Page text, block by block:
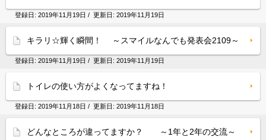
登録日: 2019年11月19日 / 更新日: 2019年11月19日
キラリ☆輝く瞬間！ ～スマイルなんでも発表会2109～
登録日: 2019年11月19日 / 更新日: 2019年11月19日
トイレの使い方がよくなってますね！
登録日: 2019年11月18日 / 更新日: 2019年11月18日
どんなところが違ってますか？ ～1年と2年の交流～